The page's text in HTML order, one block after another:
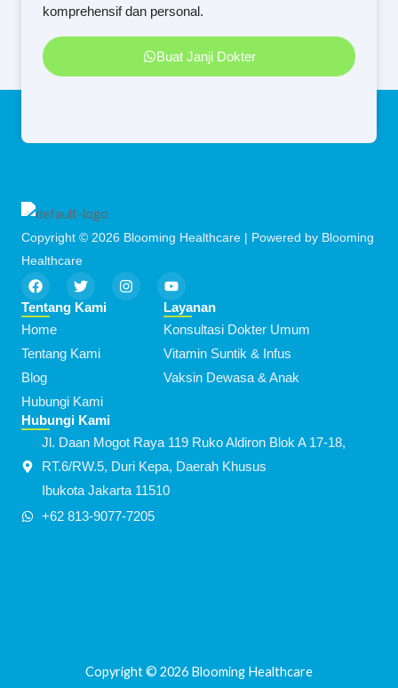
komprehensif dan personal.
Buat Janji Dokter
Copyright © 2026 Blooming Healthcare | Powered by Blooming
Healthcare
F
a
c
e
b
o
o
k
T
w
i
e
r
I
n
Y
o
u
t
u
b
e
Tentang Kami
Home
Tentang Kami
Blog
Hubungi Kami
Layanan
Konsultasi Dokter Umum
Vitamin Suntik & Infus
Vaksin Dewasa & Anak
Hubungi Kami
Jl. Daan Mogot Raya 119 Ruko Aldiron Blok A 17-18,
RT.6/RW.5, Duri Kepa, Daerah Khusus
Ibukota Jakarta 11510
+62 813-9077-7205
Copyright © 2026 Blooming Healthcare